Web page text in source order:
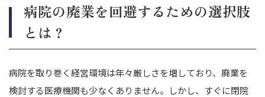
病院の廃業を回避するための選択肢
とは？
病院を取り巻く経営環境は年々厳しさを増しており、廃業を
検討する医療機関も少なくありません。 しかし、すぐに閉院